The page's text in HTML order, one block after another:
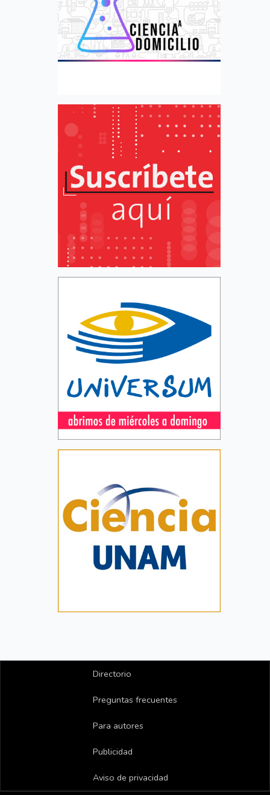
Directorio
Preguntas frecuentes
Para autores
Publicidad
Aviso de privacidad